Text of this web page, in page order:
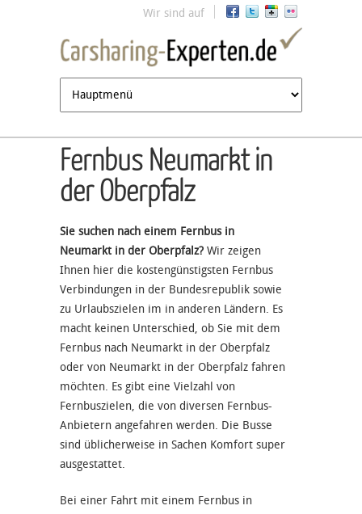
Jump to navigation
Wir sind auf
Fernbus Neumarkt in
der Oberpfalz
Sie suchen nach einem Fernbus in
Neumarkt in der Oberpfalz? Wir zeigen
Ihnen hier die kostengünstigsten Fernbus
Verbindungen in der Bundesrepublik sowie
zu Urlaubszielen im in anderen Ländern. Es
macht keinen Unterschied, ob Sie mit dem
Fernbus nach Neumarkt in der Oberpfalz
oder von Neumarkt in der Oberpfalz fahren
möchten. Es gibt eine Vielzahl von
Fernbuszielen, die von diversen Fernbus-
Anbietern angefahren werden. Die Busse
sind üblicherweise in Sachen Komfort super
ausgestattet.
Bei einer Fahrt mit einem Fernbus in